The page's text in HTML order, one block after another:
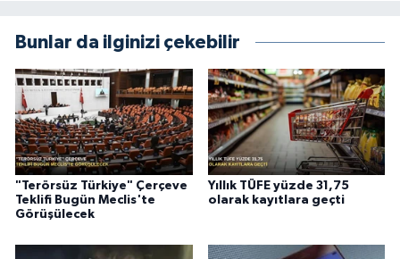
Bunlar da ilginizi çekebilir
"Terörsüz Türkiye" Çerçeve
Teklifi Bugün Meclis'te
Görüşülecek
Yıllık TÜFE yüzde 31,75
olarak kayıtlara geçti